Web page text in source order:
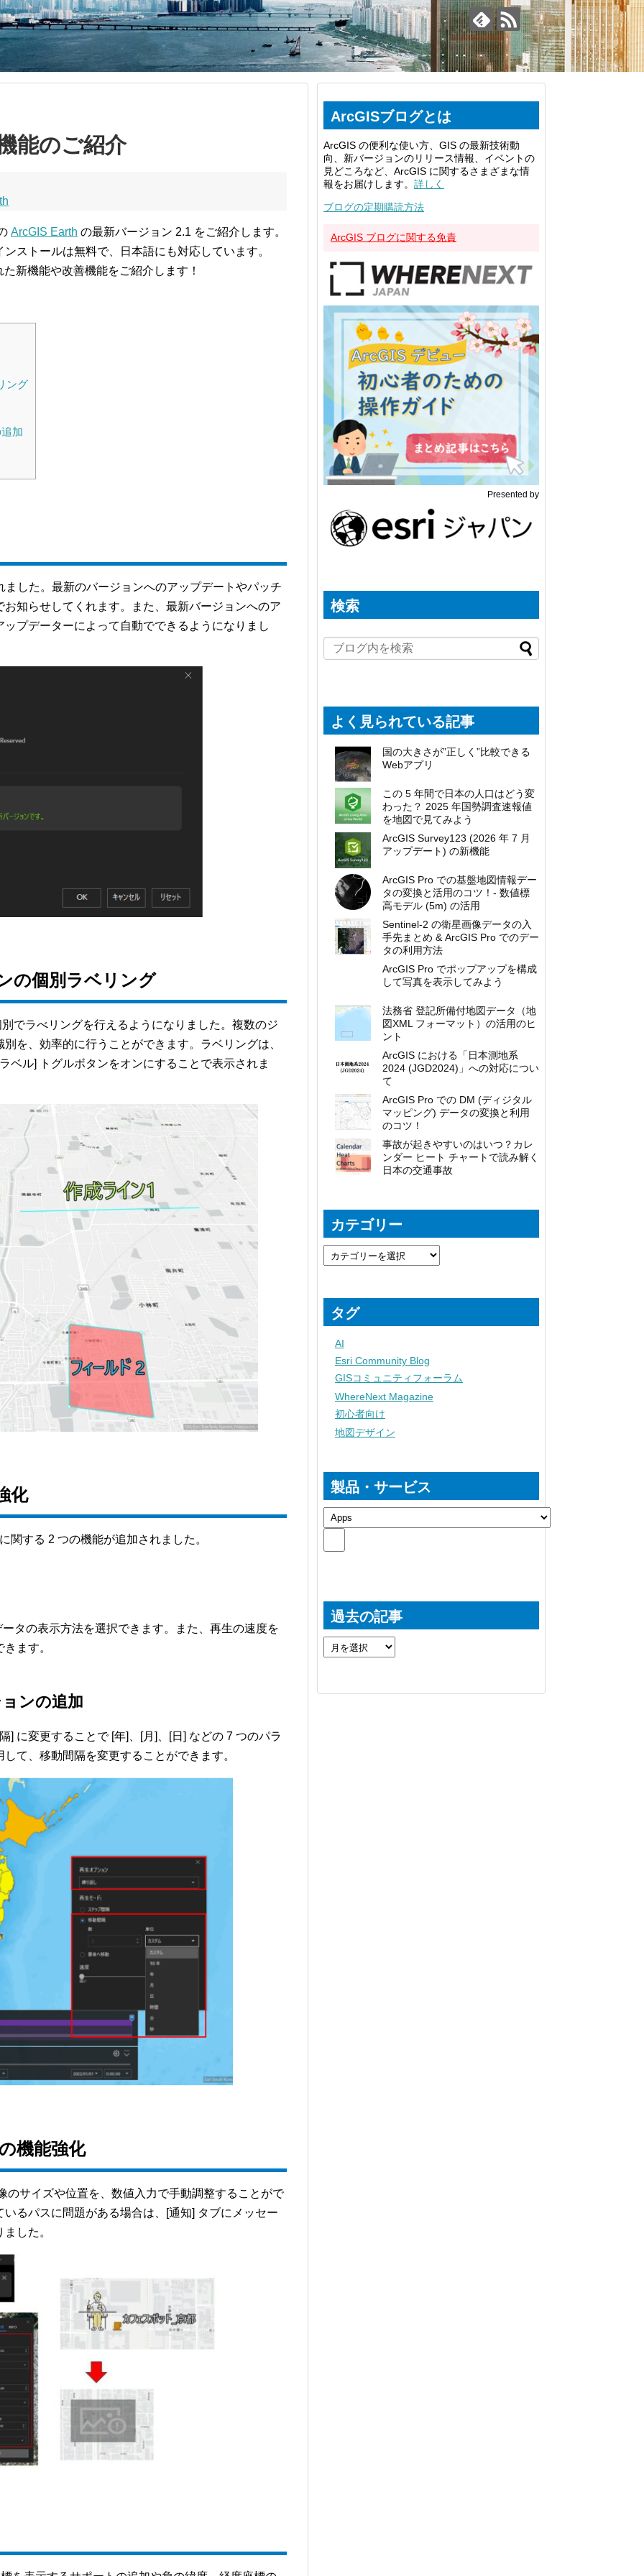
能のご紹介
ArcGIS Earth の最新バージョン 2.1 をご紹介します。
ストールは無料で、日本語にも対応しています。
新機能や改善機能をご紹介します！
ング
加
した。最新のバージョンへのアップデートやパッチ
知らせしてくれます。また、最新バージョンへのア
プデーターによって自動でできるようになりまし
の個別ラベリング
でラべリングを行えるようになりました。複数のジ
を、効率的に行うことができます。ラベリングは、
ベル] トグルボタンをオンにすることで表示されま
化
関する 2 つの機能が追加されました。
タの表示方法を選択できます。また、再生の速度を
ます。
ンの追加
] に変更することで [年]、[月]、[日] などの 7 つのパラ
て、移動間隔を変更することができます。
機能強化
のサイズや位置を、数値入力で手動調整することがで
るパスに問題がある場合は、[通知] タブにメッセー
した。
ArcGISブログとは
ArcGIS の便利な使い方、GIS の最新技術動
向、新バージョンのリリース情報、イベントの
見どころなど、ArcGIS に関するさまざまな情
報をお届けします。 詳しく
ブログの定期購読方法
ArcGIS ブログに関する免責
Presented by
検索
よく見られている記事
国の大きさが”正しく”比較できる
Webアプリ
この 5 年間で日本の人口はどう変
わった？ 2025 年国勢調査速報値
を地図で見てみよう
ArcGIS Survey123 (2026 年 7 月
アップデート) の新機能
ArcGIS Pro での基盤地図情報デー
タの変換と活用のコツ！- 数値標
高モデル (5m) の活用
Sentinel-2 の衛星画像データの入
手先まとめ & ArcGIS Pro でのデー
タの利用方法
ArcGIS Pro でポップアップを構成
して写真を表示してみよう
法務省 登記所備付地図データ（地
図XML フォーマット）の活用のヒ
ント
ArcGIS における「日本測地系
2024 (JGD2024)」への対応につい
て
ArcGIS Pro での DM (ディジタル
マッピング) データの変換と利用
のコツ！
事故が起きやすいのはいつ？カレ
ンダー ヒート チャートで読み解く
日本の交通事故
カテゴリー
タグ
AI
Esri Community Blog
GISコミュニティフォーラム
WhereNext Magazine
初心者向け
地図デザイン
製品・サービス
過去の記事